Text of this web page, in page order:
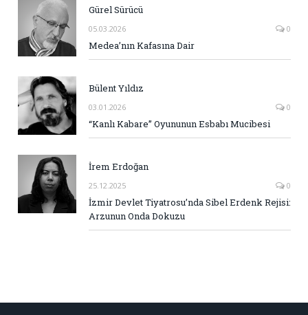
Gürel Sürücü
05.03.2026 0
Medea’nın Kafasına Dair
Bülent Yıldız
03.01.2026 0
“Kanlı Kabare” Oyununun Esbabı Mucibesi
İrem Erdoğan
25.12.2025 0
İzmir Devlet Tiyatrosu’nda Sibel Erdenk Rejisi:
Arzunun Onda Dokuzu